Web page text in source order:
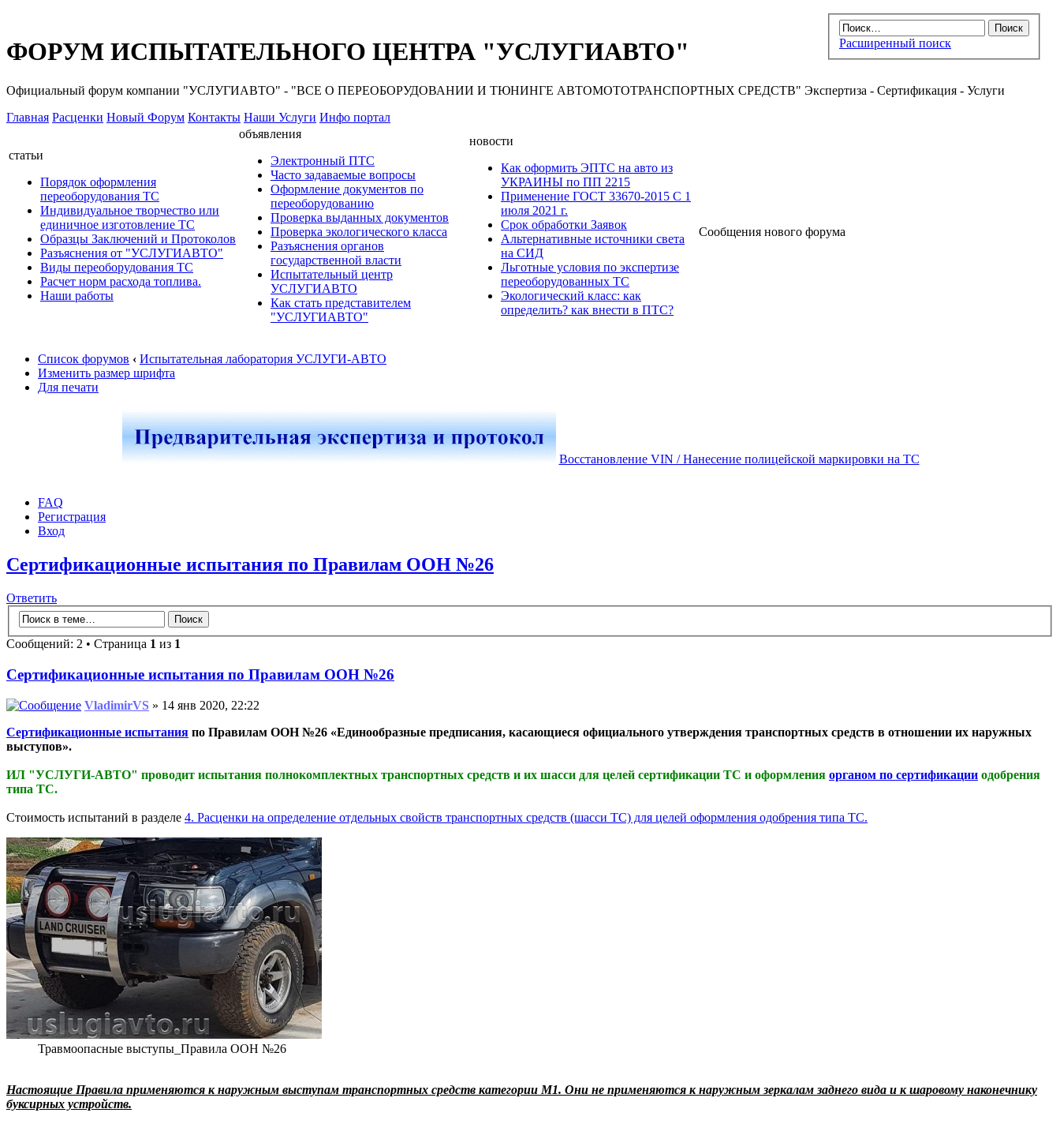
Расширенный поиск
ФОРУМ ИСПЫТАТЕЛЬНОГО ЦЕНТРА "УСЛУГИАВТО"
Официальный форум компании "УСЛУГИАВТО" - "ВСЕ О ПЕРЕОБОРУДОВАНИИ И ТЮНИНГЕ АВТОМОТОТРАНСПОРТНЫХ СРЕДСТВ" Экспертиза - Сертификация - Услуги
Главная Расценки Новый Форум Контакты Наши Услуги Инфо портал
статьи
Порядок оформления
переоборудования ТС
Индивидуальное творчество или
единичное изготовление ТС
Образцы Заключений и Протоколов
Разъяснения от "УСЛУГИАВТО"
Виды переоборудования ТС
Расчет норм расхода топлива.
Наши работы
объявления
Электронный ПТС
Часто задаваемые вопросы
Оформление документов по
переоборудованию
Проверка выданных документов
Проверка экологического класса
Разъяснения органов
государственной власти
Испытательный центр
УСЛУГИАВТО
Как стать представителем
"УСЛУГИАВТО"
новости
Как оформить ЭПТС на авто из
УКРАИНЫ по ПП 2215
Применение ГОСТ 33670-2015 С 1
июля 2021 г.
Срок обработки Заявок
Альтернативные источники света
на СИД
Льготные условия по экспертизе
переоборудованных ТС
Экологический класс: как
определить? как внести в ПТС?
Сообщения нового форума
Список форумов ‹ Испытательная лаборатория УСЛУГИ-АВТО
Изменить размер шрифта
Для печати
Восстановление VIN / Нанесение полицейской маркировки на ТС
FAQ
Регистрация
Вход
Сертификационные испытания по Правилам ООН №26
Ответить
Сообщений: 2 • Страница 1 из 1
Сертификационные испытания по Правилам ООН №26
VladimirVS » 14 янв 2020, 22:22
Сертификационные испытания по Правилам ООН №26 «Единообразные предписания, касающиеся официального утверждения транспортных средств в отношении их наружных
выступов».
ИЛ "УСЛУГИ-АВТО" проводит испытания полнокомплектных транспортных средств и их шасси для целей сертификации ТС и оформления органом по сертификации одобрения
типа ТС.
Стоимость испытаний в разделе 4. Расценки на определение отдельных свойств транспортных средств (шасси ТС) для целей оформления одобрения типа ТС.
Травмоопасные выступы_Правила ООН №26
Настоящие Правила применяются к наружным выступам транспортных средств категории М1. Они не применяются к наружным зеркалам заднего вида и к шаровому наконечнику
буксирных устройств.